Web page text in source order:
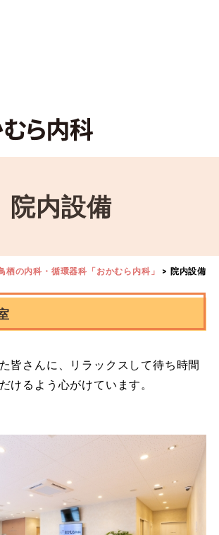
院内設備
栖の内科・循環器科「おかむら内科」 > 院内設備
皆さんに、リラックスして待ち時間
けるよう心がけています。